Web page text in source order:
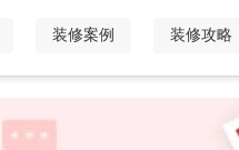
装修案例 装修攻略